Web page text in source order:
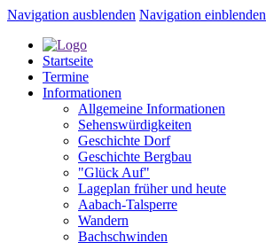
Navigation ausblenden Navigation einblenden
Startseite
Termine
Informationen
Allgemeine Informationen
Sehenswürdigkeiten
Geschichte Dorf
Geschichte Bergbau
"Glück Auf"
Lageplan früher und heute
Aabach-Talsperre
Wandern
Bachschwinden